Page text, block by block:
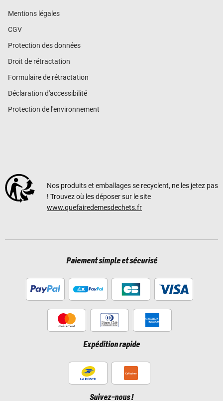
Mentions légales
CGV
Protection des données
Droit de rétractation
Formulaire de rétractation
Déclaration d'accessibilité
Protection de l'environnement
Nos produits et emballages se recyclent, ne les jetez pas
! Trouvez où les déposer sur le site
www.quefairedemesdechets.fr
Paiement simple et sécurisé
Expédition rapide
Suivez-nous !